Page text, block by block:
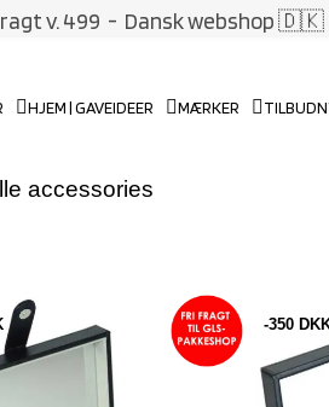
v. 499 - Dansk webshop 🇩🇰
HJEM | GAVEIDEER MÆRKER TILBUD
accessories
-350